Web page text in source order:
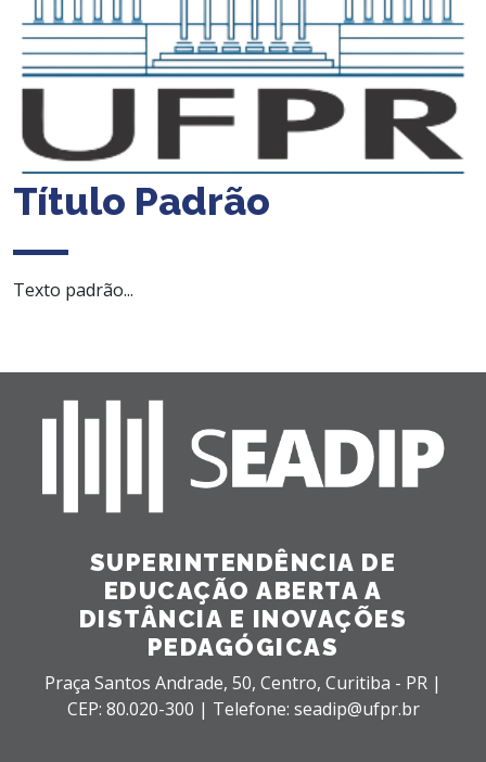
Título Padrão
Texto padrão...
SUPERINTENDÊNCIA DE
EDUCAÇÃO ABERTA A
DISTÂNCIA E INOVAÇÕES
PEDAGÓGICAS
Praça Santos Andrade, 50, Centro, Curitiba - PR |
CEP: 80.020-300 | Telefone: seadip@ufpr.br